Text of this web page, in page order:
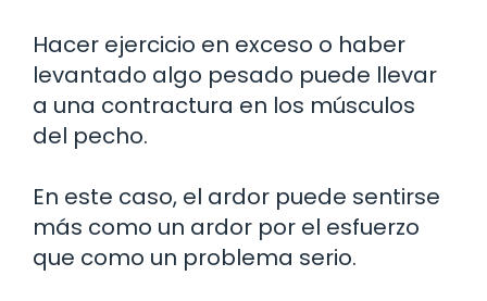
Hacer ejercicio en exceso o haber
levantado algo pesado puede llevar
a una contractura en los músculos
del pecho.
En este caso, el ardor puede sentirse
más como un ardor por el esfuerzo
que como un problema serio.